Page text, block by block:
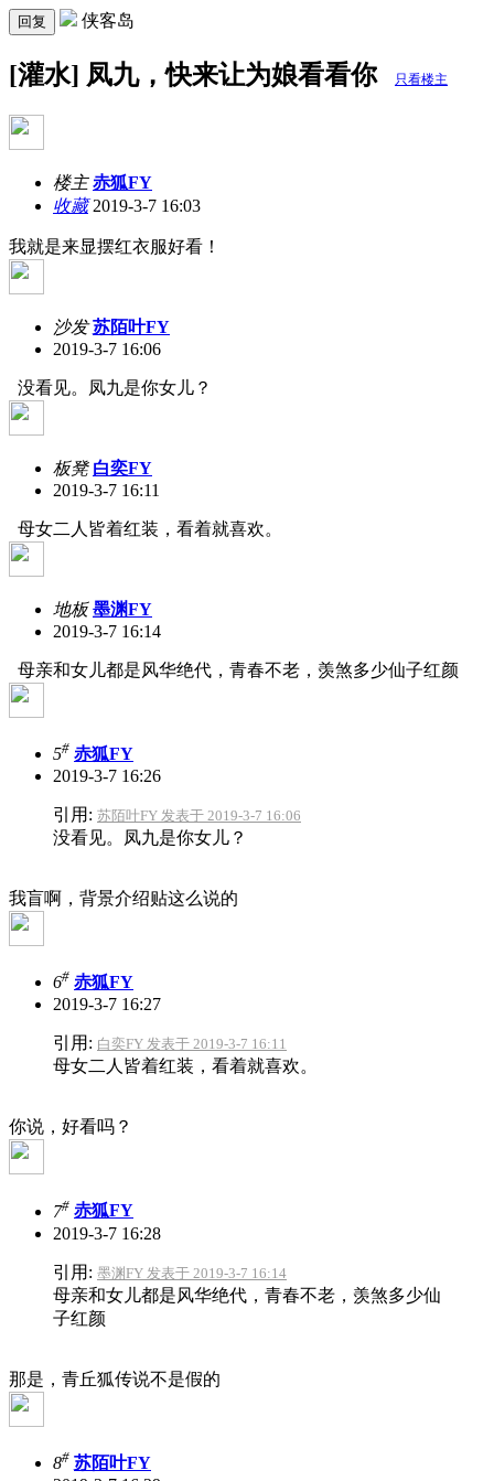
回复 侠客岛
[灌水] 凤九，快来让为娘看看你 只看楼主
楼主 赤狐FY
收藏2019-3-7 16:03
我就是来显摆红衣服好看！
沙发 苏陌叶FY
2019-3-7 16:06
没看见。凤九是你女儿？
板凳 白奕FY
2019-3-7 16:11
母女二人皆着红装，看着就喜欢。
地板 墨渊FY
2019-3-7 16:14
母亲和女儿都是风华绝代，青春不老，羡煞多少仙子红颜
5# 赤狐FY
2019-3-7 16:26
引用: 苏陌叶FY 发表于 2019-3-7 16:06
没看见。凤九是你女儿？
我盲啊，背景介绍贴这么说的
6# 赤狐FY
2019-3-7 16:27
引用: 白奕FY 发表于 2019-3-7 16:11
母女二人皆着红装，看着就喜欢。
你说，好看吗？
7# 赤狐FY
2019-3-7 16:28
引用: 墨渊FY 发表于 2019-3-7 16:14
母亲和女儿都是风华绝代，青春不老，羡煞多少仙
子红颜
那是，青丘狐传说不是假的
8# 苏陌叶FY